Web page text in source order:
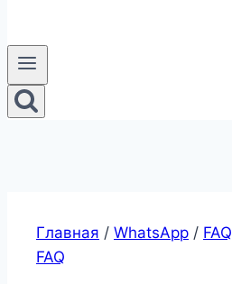
Главная / WhatsApp / FAQ
FAQ